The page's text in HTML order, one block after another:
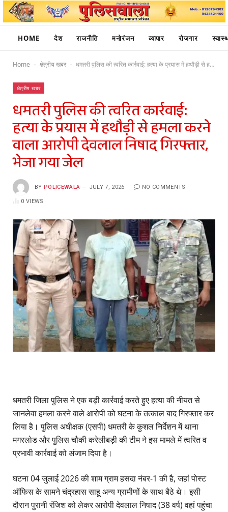
HOME देश राजनीति मनोरंजन व्यापार रोजगार
Home - क्षेत्रीय खबर - धमतरी पुलिस की त्वरित कार्रवाई: हत्या के प्रयास में हथौड़ी से हमला करने वाला आरोपी देवलाल निषाद गिरफ्तार, भेजा गया जेल
क्षेत्रीय खबर
धमतरी पुलिस की त्वरित कार्रवाई:
हत्या के प्रयास में हथौड़ी से हमला करने
वाला आरोपी देवलाल निषाद गिरफ्तार,
भेजा गया जेल
BY POLICEWALA JULY 7, 2026 NO COMMENTS
0VIEWS
धमतरी जिला पुलिस ने एक बड़ी कार्रवाई करते हुए हत्या की नीयत से
जानलेवा हमला करने वाले आरोपी को घटना के तत्काल बाद गिरफ्तार कर
लिया है। पुलिस अधीक्षक (एसपी) धमतरी के कुशल निर्देशन में थाना
मगरलोड और पुलिस चौकी करेलीबड़ी की टीम ने इस मामले में त्वरित व
प्रभावी कार्रवाई को अंजाम दिया है।
घटना 04 जुलाई 2026 की शाम ग्राम हसदा नंबर-1 की है, जहां पोस्ट
ऑफिस के सामने चंद्रहास साहू अन्य ग्रामीणों के साथ बैठे थे। इसी
दौरान पुरानी रंजिश को लेकर आरोपी देवलाल निषाद (38 वर्ष) वहां पहुंचा